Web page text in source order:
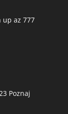
up az 777
Poznaj